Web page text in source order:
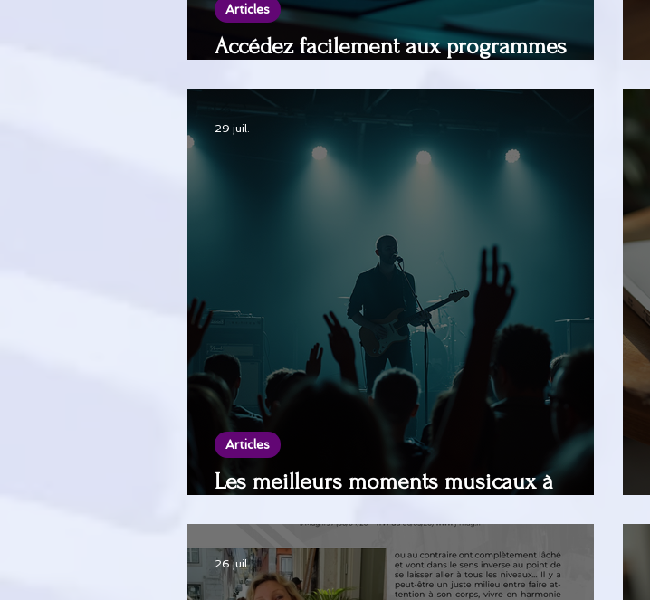
Accédez facilement aux programmes
Articles
Les meilleurs moments musicaux à
Articles
29 juil.
26 juil.